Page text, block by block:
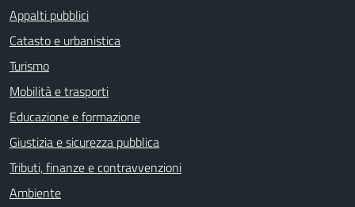
Appalti pubblici
Catasto e urbanistica
Turismo
Mobilità e trasporti
Educazione e formazione
Giustizia e sicurezza pubblica
Tributi, finanze e contravvenzioni
Ambiente